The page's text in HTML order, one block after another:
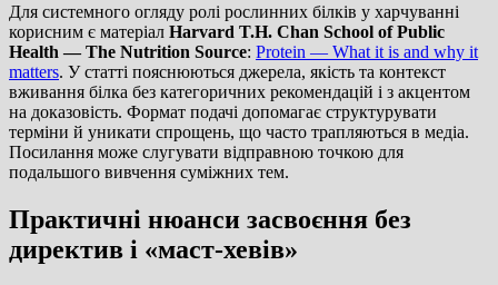
Для системного огляду ролі рослинних білків у харчуванні
корисним є матеріал Harvard T.H. Chan School of Public
Health — The Nutrition Source: Protein — What it is and why it
matters. У статті пояснюються джерела, якість та контекст
вживання білка без категоричних рекомендацій і з акцентом
на доказовість. Формат подачі допомагає структурувати
терміни й уникати спрощень, що часто трапляються в медіа.
Посилання може слугувати відправною точкою для
подальшого вивчення суміжних тем.
Практичні нюанси засвоєння без
директив і «маст-хевів»